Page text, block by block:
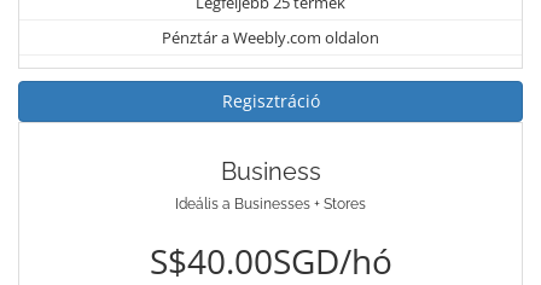
Pénztár a Weebly.com oldalon
Regisztráció
Business
Ideális a Businesses + Stores
S$40.00SGD/hó